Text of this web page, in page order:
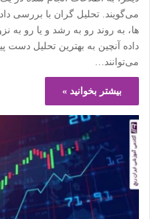
می‌گویند. تحلیل گران با بررسی
ها، به روند رو به رشد و یا رو به
داده آنچین به بهترین تحلیل دست
می‌توانند…
بیشتر بخوانید »